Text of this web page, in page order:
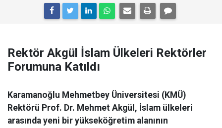
Rektör Akgül İslam Ülkeleri Rektörler
Forumuna Katıldı
Karamanoğlu Mehmetbey Üniversitesi (KMÜ)
Rektörü Prof. Dr. Mehmet Akgül, İslam ülkeleri
arasında yeni bir yükseköğretim alanının